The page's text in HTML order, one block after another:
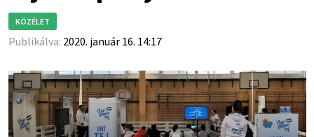
KÖZÉLET
Publikálva: 2020. január 16. 14:17